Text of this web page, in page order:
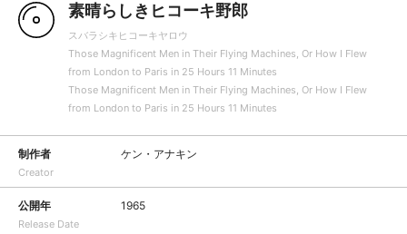
素晴らしきヒコーキ野郎
スバラシキヒコーキヤロウ
Those Magnificent Men in Their Flying Machines, Or How I Flew
from London to Paris in 25 Hours 11 Minutes
Those Magnificent Men in Their Flying Machines, Or How I Flew
from London to Paris in 25 Hours 11 Minutes
制作者
Creator
ケン・アナキン
公開年
Release Date
1965